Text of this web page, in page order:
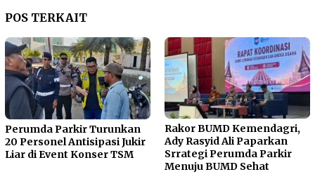
POS TERKAIT
Perumda Parkir Turunkan
20 Personel Antisipasi Jukir
Liar di Event Konser TSM
Rakor BUMD Kemendagri,
Ady Rasyid Ali Paparkan
Srrategi Perumda Parkir
Menuju BUMD Sehat